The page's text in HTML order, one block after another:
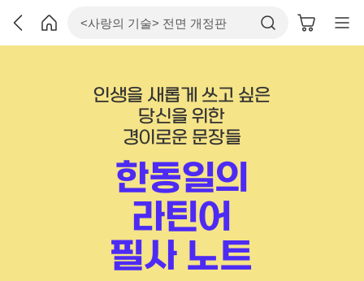
인생을 새롭게 쓰고 싶은
당신을 위한
경이로운 문장들
한동일의
라틴어
필사 노트